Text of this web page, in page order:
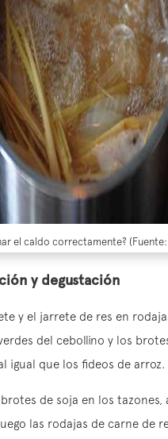
el caldo correctamente?
y degustación
y el jarrete de res en
del cebollino y los
igual que los fideos de arroz.
de soja en los tazones,
las rodajas de carne de